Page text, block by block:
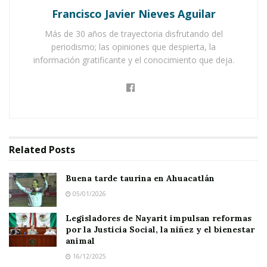
encabezado por el doctorManolo
Andalón, invita a la sociedad en general a
celebrar elDía de Reyesestemartes 6 de
enero.
Para esta ocasión, las autoridades municipales
convivencia.
La celebración dará inicioalrededor de las 9 de
la mañana
, en el
Francisco Javier Nieves Aguilar
Más de 30 años de trayectoria disfrutando del
periodismo; las opiniones que despierta, la
información gratificante y el conocimiento que deja.
Related Posts
Buena tarde taurina en Ahuacatlán
05/01/2026
Legisladores de Nayarit impulsan reformas
por la Justicia Social, la niñez y el bienestar
animal
16/12/2025